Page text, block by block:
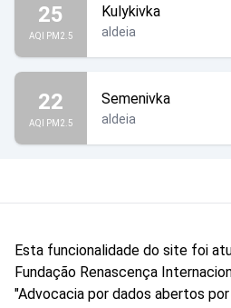
25
AQI PM2.5
Kulykivka
aldeia
22
AQI PM2.5
Semenivka
aldeia
Esta funcionalidade do site foi
Fundação Renascença
"Advocacia por dados abertos